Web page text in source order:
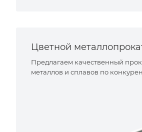
Цветной
Предлагаем качественный
металлов и сплавов по